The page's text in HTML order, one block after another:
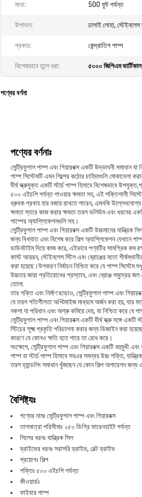
মাথা: 500 ফুট পর্যন্ত
উপাদান: ঢালাই লোহা, স্টেইনলেস
প্রকার: কেন্দ্রাতিগ পাম্প
বিশেষভাবে তুলে ধরা: ৫০০০ জিপিএম ভার্টিকাল
পণ্যের বর্ণনা
পণ্যের বর্ণনাঃ
সেন্ট্রিফুগাল পাম্প এবং গিয়ারবক্স একটি উদ্ভাবনী সমাধান
পাম্প সিস্টেমটি এমন শিল্পের কঠোর চাহিদাগুলি মোকাবেলা
দীর্ঘ স্ক্রুযুক্ত একটি স্টার্চ পাম্প হিসাবে বিশেষভাবে
৫০০ এইচপি পর্যন্ত পাওয়ার ক্ষমতা সহ, এই শক্তিশালী
ধ্রুবক প্রবাহ হার বজায় রাখতে পারেন, এমনকি
ক্ষমতা স্তরে কাজ করার ক্ষমতা তরল ভলিউম এবং ধরনের
পাম্পের অ্যাপ্লিকেশনগুলি সহ।
সেন্ট্রিফুগাল পাম্প এবং গিয়ারবক্স একটি উচ্চমানের
জন্য বিখ্যাত এবং বিশেষ করে শিল্প অ্যাপ্লিকেশন যেখানে
ডাউনটাইম দিয়ে কাজ করে, এইভাবে পণ্যটির সামগ্রিক কম
কাস্ট আয়রন, স্টেইনলেস স্টিল এবং ব্রোঞ্জের মতো
করা হয়েছে।উপকরণ নির্বাচন নিশ্চিত করে যে পাম্প
উচ্চতর জারা প্রতিরোধের প্রস্তাব, এবং ব্রোঞ্জ সমুদ্রের জল
তোলা.
তার শক্তি এবং নির্মাণ ছাড়াও, সেন্ট্রিফুগাল পাম্প এবং
যে তরল গতিশীলতা অপ্টিমাইজ মাধ্যমে অর্জন করা হয়, যার
নকশা যা পরিধান এবং অশ্রু কমিয়ে দেয়, যা নিশ্চিত করে যে
সেন্ট্রিফুগাল পাম্প এবং গিয়ারবক্স একটি দীর্ঘ স্ক্রু সঙ্গে
স্টিচের সূক্ষ্ম প্রকৃতি পরিচালনা করার জন্য ডিজাইন করা
কারণে যে কোনও ক্ষতি হতে পারে তা রোধ করে।
সংক্ষেপে, সেন্ট্রিফুগাল পাম্প এবং গিয়ারবক্স একটি বহুমুখী
পাম্প বা স্টার্চ পাম্প হিসাবে সহএর সমন্বয় উচ্চ শক্তি,
তরল হ্যান্ডলিং সমাধান খুঁজছেন যে কোন শিল্প অপারেশন
বৈশিষ্ট্যঃ
পণ্যের নামঃ সেন্ট্রিফুগাল পাম্প এবং গিয়ারবক্স
তাপমাত্রা পরিসীমাঃ ২৫০ ডিগ্রি ফারেনহাইট পর্যন্ত
সিলের ধরনঃ যান্ত্রিক সিল
ড্রাইভের ধরনঃ সরাসরি ড্রাইভ, বেল্ট ড্রাইভ
প্রয়োগঃ শিল্প
শক্তিঃ ৫০০ এইচপি পর্যন্ত
কীওয়ার্ডঃ
ফাইবার পাম্প